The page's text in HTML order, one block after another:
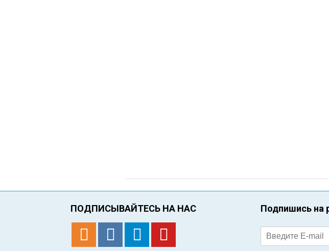
ПОДПИСЫВАЙТЕСЬ НА НАС Подпишись на